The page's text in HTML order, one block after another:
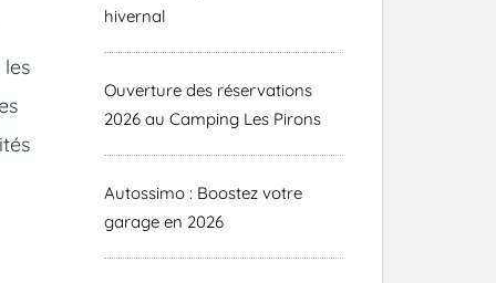
les
hivernal
Ouverture des réservations
2026 au Camping Les Pirons
Autossimo : Boostez votre
garage en 2026